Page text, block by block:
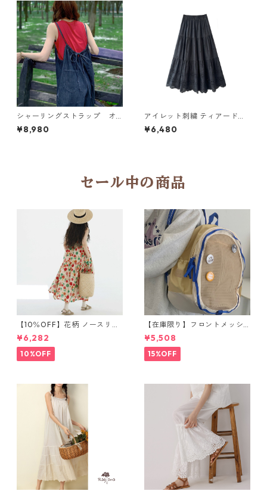
シャーリングストラップ オ
ーバーオール N CP021
¥8,980
アイレット刺繍 ティアードロ
ングスカート6col H 260119
¥6,480
セール中の商品
【10％OFF】花柄 ノースリー
ブワンピース 10768
¥6,282
10%OFF
【在庫限り】フロントメッシ
ュ バックパック M 2col 11170
¥5,508
15%OFF